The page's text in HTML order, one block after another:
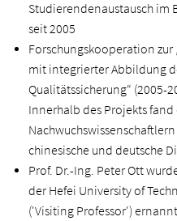
Studierendenaustausch im
seit 2005
Forschungskooperation zur
mit integrierter Abbildung
Qualitätssicherung“ (2005-
Innerhalb des Projekts
chinesische und deutsche
Prof. Dr.-Ing. Peter Ott
der Hefei University of
('Visiting Professor') ernannt.